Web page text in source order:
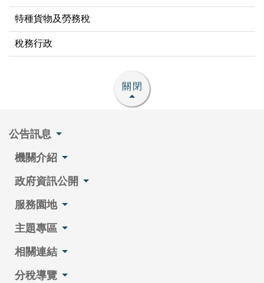
特種貨物及勞務稅
稅務行政
關閉
公告訊息
機關介紹
政府資訊公開
服務園地
主題專區
相關連結
分稅導覽